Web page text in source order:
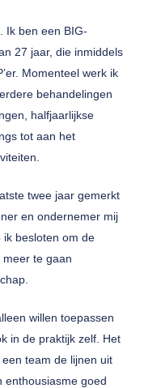
Ik ben een BIG-
27 jaar, die inmiddels
Momenteel werk ik
behandelingen
halfjaarlijkse
tot aan het
twee jaar gemerkt
en ondernemer mij
besloten om de
te gaan
willen toepassen
in de praktijk zelf. Het
team de lijnen uit
enthousiasme goed